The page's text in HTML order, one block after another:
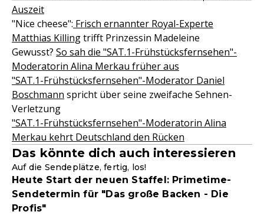
Auszeit
"Nice cheese": Frisch ernannter Royal-Experte
Matthias Killingtrifft Prinzessin Madeleine
Gewusst? So sah die "SAT.1-Frühstücksfernsehen"-
Moderatorin Alina Merkau früher aus
"SAT.1-Frühstücksfernsehen"-Moderator Daniel
Boschmann spricht über seine zweifache Sehnen-
Verletzung
"SAT.1-Frühstücksfernsehen"-Moderatorin Alina
Merkau kehrt Deutschland den Rücken
Das könnte dich auch interessieren
Auf die Sendeplätze, fertig, los!
Heute Start der neuen Staffel: Primetime-
Sendetermin für "Das große Backen - Die
Profis"